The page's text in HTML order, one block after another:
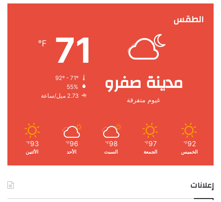
الطقس
مدينة صفرو
غيوم متفرقة
71
℉
55%
2.73 ميل/ساعة
92
℉
الخميس
97
℉
الجمعة
98
℉
السبت
96
℉
الأحد
93
℉
الأثنين
إعلانات